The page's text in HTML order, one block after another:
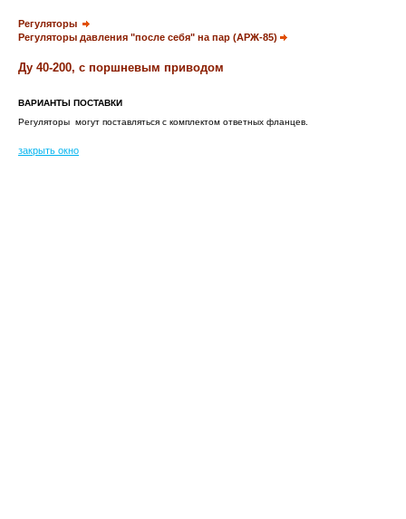
Регуляторы
Регуляторы давления "после себя" на пар (АРЖ-85)
Ду 40-200, с поршневым приводом
ВАРИАНТЫ ПОСТАВКИ
Регуляторы могут поставляться с комплектом ответных фланцев.
закрыть окно